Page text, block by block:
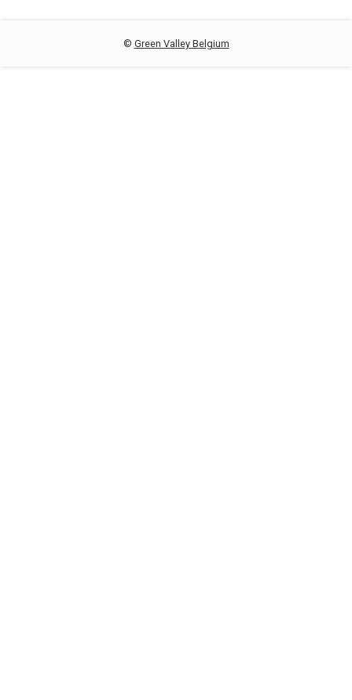
© Green Valley Belgium